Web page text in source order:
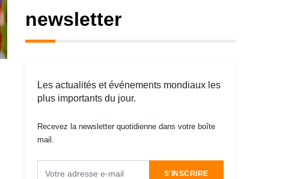
newsletter
Les actualités et événements mondiaux les
plus importants du jour.
Recevez la newsletter quotidienne dans votre boîte
mail.
S'INSCRIRE